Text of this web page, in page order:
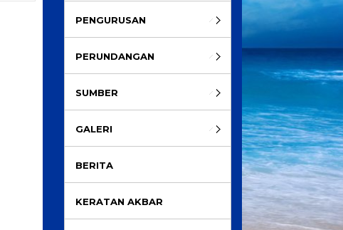
PENGURUSAN
PERUNDANGAN
SUMBER
GALERI
BERITA
KERATAN AKBAR